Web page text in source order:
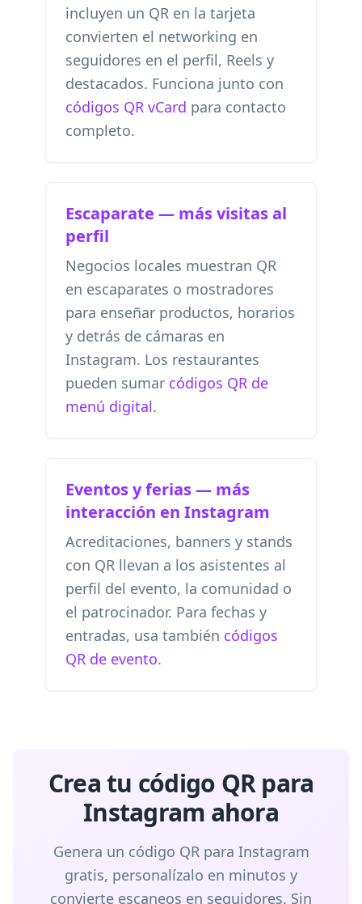
incluyen un QR en la tarjeta
convierten el networking en
seguidores en el perfil, Reels y
destacados. Funciona junto con
códigos QR vCard para contacto
completo.
Escaparate — más visitas al
perfil
Negocios locales muestran QR
en escaparates o mostradores
para enseñar productos, horarios
y detrás de cámaras en
Instagram. Los restaurantes
pueden sumar códigos QR de
menú digital.
Eventos y ferias — más
interacción en Instagram
Acreditaciones, banners y stands
con QR llevan a los asistentes al
perfil del evento, la comunidad o
el patrocinador. Para fechas y
entradas, usa también códigos
QR de evento.
Crea tu código QR para
Instagram ahora
Genera un código QR para Instagram
gratis, personalízalo en minutos y
convierte escaneos en seguidores. Sin